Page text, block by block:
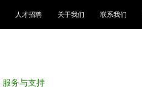
人才招聘 关于我们 联系我们
服务与支持